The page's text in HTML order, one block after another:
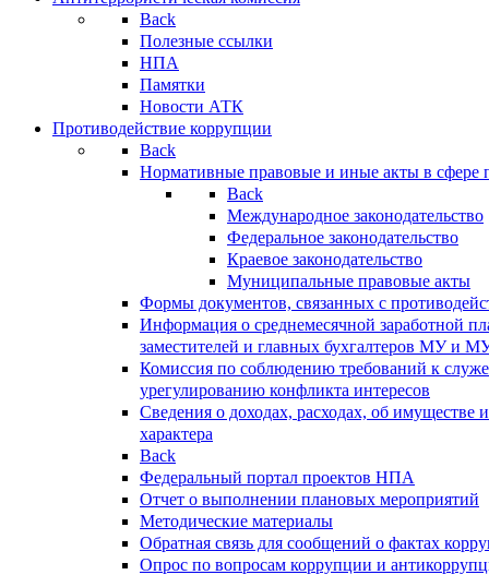
Back
Полезные ссылки
НПА
Памятки
Новости АТК
Противодействие коррупции
Back
Нормативные правовые и иные акты в сфере
Back
Международное законодательство
Федеральное законодательство
Краевое законодательство
Муниципальные правовые акты
Формы документов, связанных с
Информация о среднемесячной заработной
заместителей и главных бухгалтеров МУ и
Комиссия по соблюдению требований к
урегулированию конфликта интересов
Сведения о доходах, расходах, об имуществе
характера
Back
Федеральный портал проектов НПА
Отчет о выполнении плановых мероприятий
Методические материалы
Обратная связь для сообщений о фактах
Опрос по вопросам коррупции и